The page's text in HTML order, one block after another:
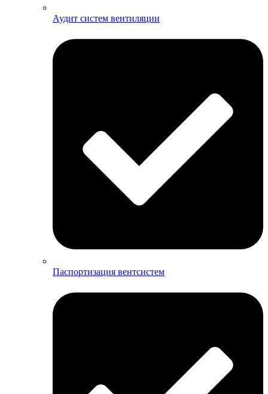
Аудит систем вентиляции
Паспортизация вентсистем